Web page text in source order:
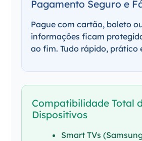
Pagamento Seguro e
Pague com cartão, boleto
informações ficam
ao fim. Tudo rápido, prático
Compatibilidade Total
Dispositivos
Smart TVs